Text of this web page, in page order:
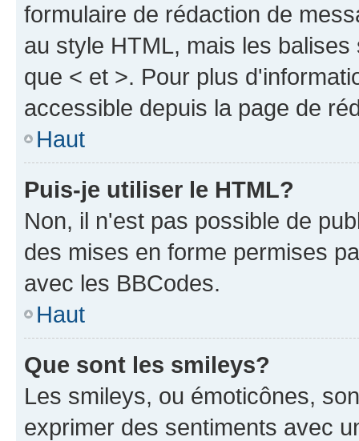
formulaire de rédaction de
au style HTML, mais les
que < et >. Pour plus
accessible depuis la page de
Haut
Puis-je utiliser le HTML?
Non, il n'est pas possible de
des mises en forme permises
avec les BBCodes.
Haut
Que sont les smileys?
Les smileys, ou émoticônes,
exprimer des sentiments avec